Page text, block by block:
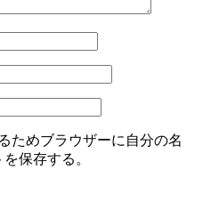
ためブラウザーに自分の名
保存する。